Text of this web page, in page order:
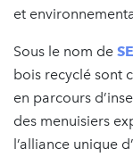
et
Sous le nom de
bois recyclé sont
en parcours
des menuisiers
l’alliance unique